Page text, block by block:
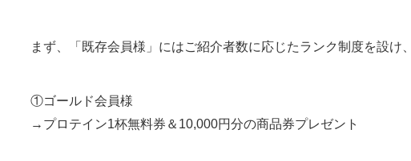
まず、「既存会員様」にはご紹介者数に応じたランク制度を設け
①ゴールド会員様
→プロテイン1杯無料券＆10,000円分の商品券プレゼント